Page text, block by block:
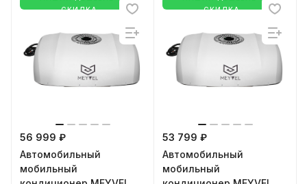
СКИДКА
56 999 ₽
Автомобильный
мобильный
СКИДКА
53 799 ₽
Автомобильный
мобильный